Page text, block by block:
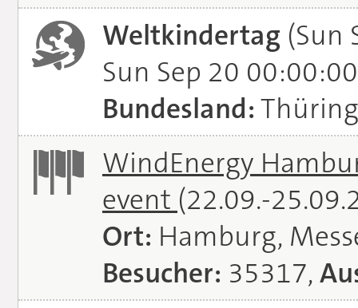
Weltkindertag (Sun
Sun Sep 20
Bundesland:
WindEnergy
event (22.09.-
Ort: Hamburg,
Besucher: 35317,